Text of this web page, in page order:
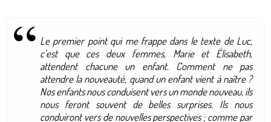
Le premier point qui me frappe dans le texte de Luc,
c’est que ces deux femmes, Marie et Élisabeth,
attendent chacune un enfant. Comment ne pas
attendre la nouveauté, quand un enfant vient à naître ?
Nos enfants nous conduisent vers un monde nouveau, ils
nous feront souvent de belles surprises. Ils nous
conduiront vers de nouvelles perspectives ; comme par